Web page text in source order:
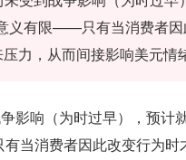
义有限——只有当消费者
力，从而间接影响美元情
影响（为时过早），预计
消费者因此改变行为时